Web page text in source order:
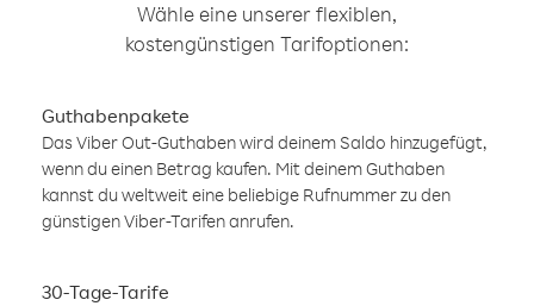
Wähle eine unserer flexiblen,
kostengünstigen Tarifoptionen:
Guthabenpakete
Das Viber Out-Guthaben wird deinem Saldo hinzugefügt,
wenn du einen Betrag kaufen. Mit deinem Guthaben
kannst du weltweit eine beliebige Rufnummer zu den
günstigen Viber-Tarifen anrufen.
30-Tage-Tarife